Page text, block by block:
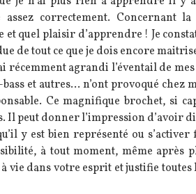
correctement. Concernant
et quel plaisir d’apprendre ! Je
de tout ce que je dois encore
récemment agrandi l’éventail de
et autres… n’ont provoqué chez
Ce magnifique brochet, si
Il peut donner l’impression d’avoir
y est bien représenté ou
à tout moment, même après
vie dans votre esprit et justifie